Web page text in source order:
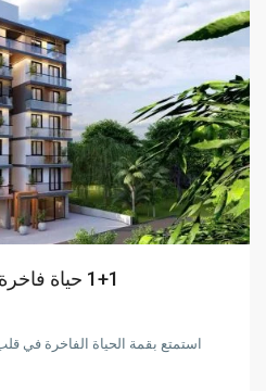
1+1 حياة فاخرة وحديثة في قلب كيرينيا
استمتع بقمة الحياة الفاخرة في